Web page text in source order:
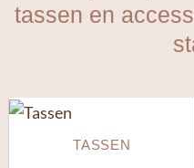
tassen en
TASSEN